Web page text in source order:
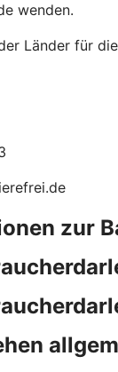
wenden.
Länder für
zur